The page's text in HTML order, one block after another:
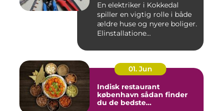
En elektriker i Kokkedal
spiller en vigtig rolle i både
ældre huse og nyere boliger.
Elinstallatione...
01. Jun
Indisk restaurant
københavn sådan finder
du de bedste